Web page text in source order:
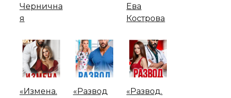
Чернична
я
Ева
Кострова
«Измена.
«Развод
«Развод.